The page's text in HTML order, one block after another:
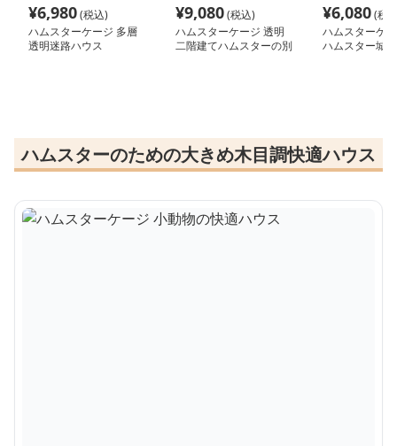
¥6,980(税込)
ハムスターケージ 多層
透明迷路ハウス
¥9,080(税込)
ハムスターケージ 透明
二階建てハムスターの別
¥6,080(税
ハムスターケ
ハムスター城
ハムスターのための大きめ木目調快適ハウス